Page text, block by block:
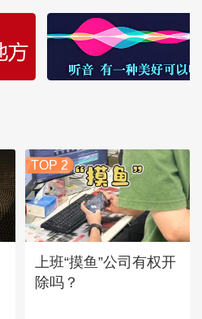
TOP 2
上班“摸鱼”公司有权开
除吗？